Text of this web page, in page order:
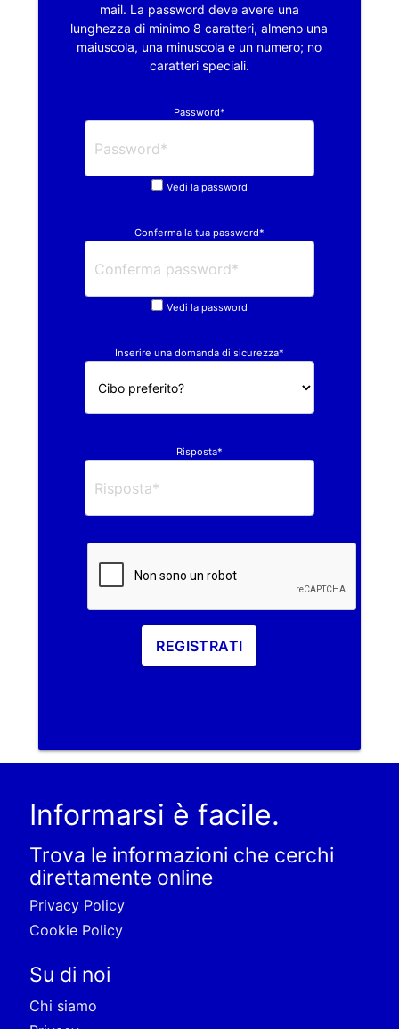
mail. La password deve avere una
lunghezza di minimo 8 caratteri, almeno una
maiuscola, una minuscola e un numero; no
caratteri speciali.
Password*
Vedi la password
Conferma la tua password*
Vedi la password
Inserire una domanda di sicurezza*
Risposta*
REGISTRATI
Informarsi è facile.
Trova le informazioni che cerchi
direttamente online
Privacy Policy
Cookie Policy
Su di noi
Chi siamo